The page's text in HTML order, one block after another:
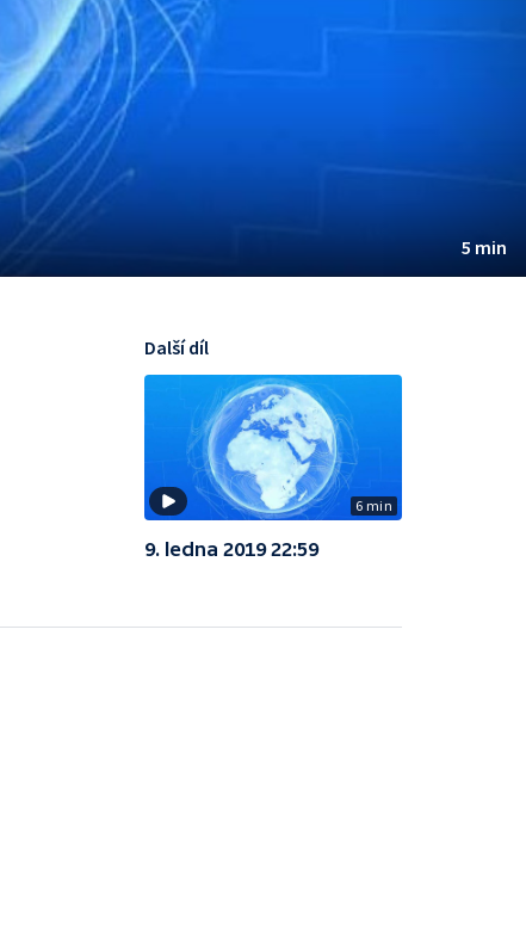
5 min
6 min
Další díl
9. ledna 2019 22:59